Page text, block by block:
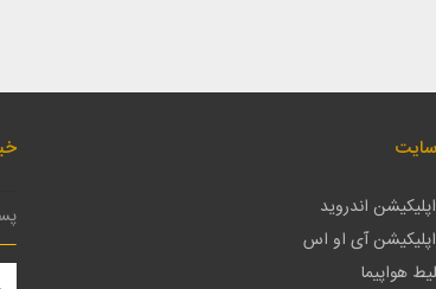
اندروید
اپلیکیشن آی او اس
هواپیما